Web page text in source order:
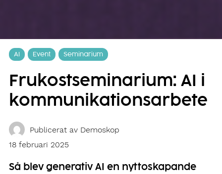
AI Event Seminarium
Frukostseminarium: AI i
kommunikationsarbete
Publicerat av Demoskop
18 februari 2025
Så blev generativ AI en nyttoskapande